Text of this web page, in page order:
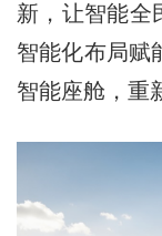
新，让智能全
智能化布局赋
智能座舱，重